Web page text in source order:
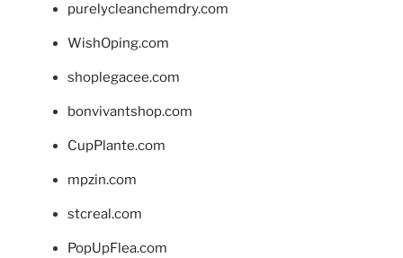
purelycleanchemdry.com
WishOping.com
shoplegacee.com
bonvivantshop.com
CupPlante.com
mpzin.com
stcreal.com
PopUpFlea.com